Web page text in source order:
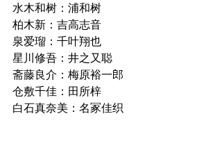
水木和树：浦和树
柏木新：吉高志音
泉爱瑠：千叶翔也
星川修吾：井之又聪
斋藤良介：梅原裕一郎
仓敷千佳：田所梓
白石真奈美：名冢佳织